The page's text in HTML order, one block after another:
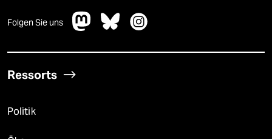
Folgen Sie uns
Ressorts
Politik